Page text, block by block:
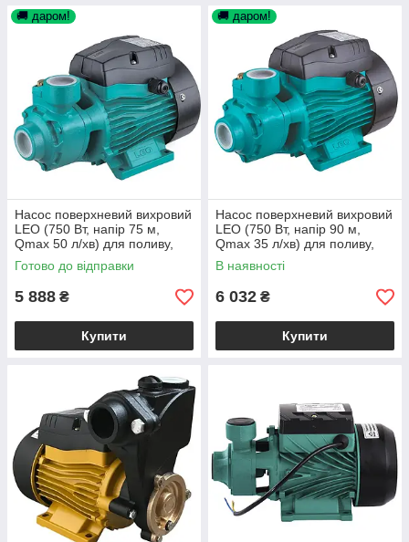
🚚 даром!
Насос поверхневий вихровий
LEO (750 Вт, напір 75 м,
Qmax 50 л/хв) для поливу,
свердловини, колодязя
Готово до відправки
5 888 ₴
Купити
🚚 даром!
Насос поверхневий вихровий
LEO (750 Вт, напір 90 м,
Qmax 35 л/хв) для поливу,
свердловини, колодязя
В наявності
6 032 ₴
Купити